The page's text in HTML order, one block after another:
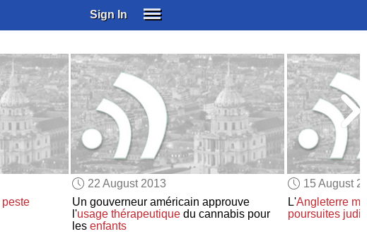
Sign In
SUBSCRIBE
EDUCATIONAL LICENSES
GIFT CARDS
OTHER LANGUAGES
ABOUT US
ALEXA
ADJUST COLORS
peste
22 August 2013
Un gouverneur américain approuve
l'usage thérapeutiquedu cannabis pour
les enfants
15 August
L'Angleterre
poursuites